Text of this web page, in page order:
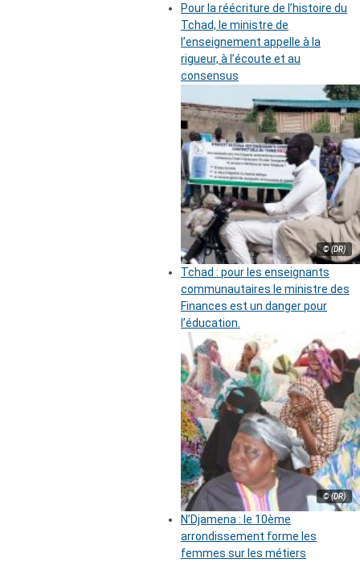
Pour la réécriture de l’histoire du
Tchad, le ministre de
l’enseignement appelle à la
rigueur, à l’écoute et au
consensus
© (DR)
Tchad : pour les enseignants
communautaires le ministre des
Finances est un danger pour
l’éducation.
© (DR)
N’Djamena : le 10ème
arrondissement forme les
femmes sur les métiers